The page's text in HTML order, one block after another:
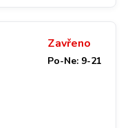
Zavřeno
Po-Ne: 9-21